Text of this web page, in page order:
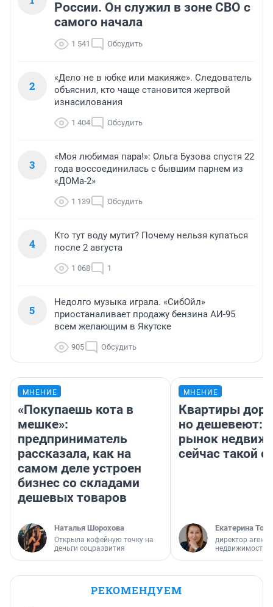
России. Он служил в зоне СВО с
самого начала
1 541 Обсудить
2
«Дело не в юбке или макияже». Следователь
объяснил, кто чаще становится жертвой
изнасилования
1 404 Обсудить
3
«Моя любимая пара!»: Ольга Бузова спустя 22
года воссоединилась с бывшим парнем из
«ДОМа-2»
1 139 Обсудить
4
Кто тут воду мутит? Почему нельзя купаться
после 2 августа
1 068 1
5
Недолго музыка играла. «СибОйл»
приостаналивает продажу бензина АИ-95
всем желающим в Якутске
905 Обсудить
МНЕНИЕ
«Покупаешь кота в
мешке»:
предприниматель
рассказала, как на
самом деле устроен
бизнес со складами
дешевых товаров
Наталья Шорохова
Открыла кофейную точку на
деньги соцразвития
МНЕНИЕ
Квартиры
но дешевеют:
рынок
сейчас такой
Екатерина
директор
недвижимости
РЕКОМЕНДУЕМ